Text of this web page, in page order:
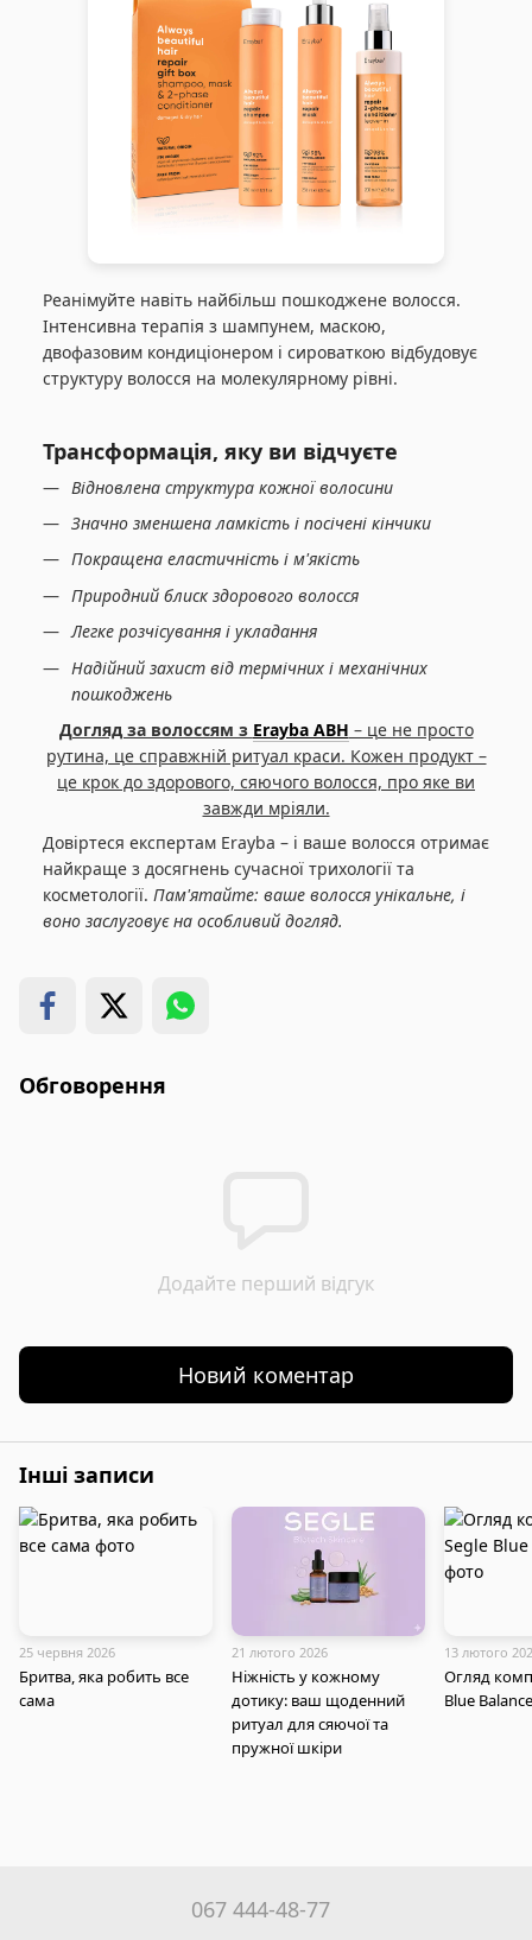
Реанімуйте навіть найбільш пошкоджене волосся.
Інтенсивна терапія з шампунем, маскою,
двофазовим кондиціонером і сироваткою відбудовує
структуру волосся на молекулярному рівні.
Трансформація, яку ви відчуєте
Відновлена структура кожної волосини
Значно зменшена ламкість і посічені кінчики
Покращена еластичність і м'якість
Природний блиск здорового волосся
Легке розчісування і укладання
Надійний захист від термічних і механічних
пошкоджень
Догляд за волоссям з Erayba ABH – це не просто
рутина, це справжній ритуал краси. Кожен продукт –
це крок до здорового, сяючого волосся, про яке ви
завжди мріяли.
Довіртеся експертам Erayba – і ваше волосся отримає
найкраще з досягнень сучасної трихології та
косметології. Пам'ятайте: ваше волосся унікальне, і
воно заслуговує на особливий догляд.
Обговорення
Додайте перший відгук
Новий коментар
Інші записи
25 червня 2026
Бритва, яка робить все
сама
21 лютого 2026
Ніжність у кожному
дотику: ваш щоденний
ритуал для сяючої та
пружної шкіри
13 лютого
Огляд
Blue
067 444-48-77